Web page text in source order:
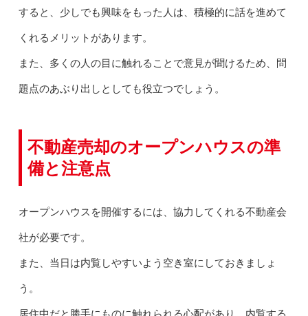
すると、少しでも興味をもった人は、積極的に話を進めて
くれるメリットがあります。
また、多くの人の目に触れることで意見が聞けるため、問
題点のあぶり出しとしても役立つでしょう。
不動産売却のオープンハウスの準
備と注意点
オープンハウスを開催するには、協力してくれる不動産会
社が必要です。
また、当日は内覧しやすいよう空き室にしておきましょ
う。